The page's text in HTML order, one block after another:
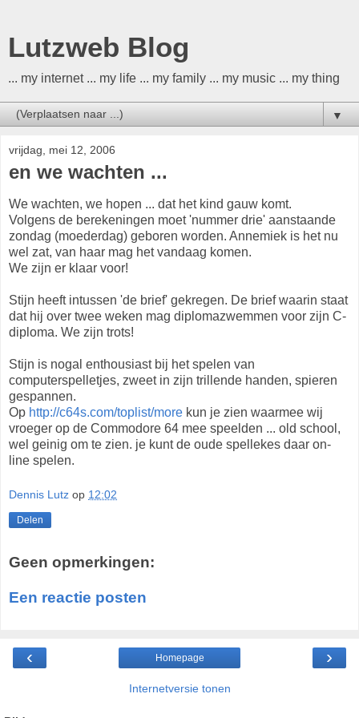
Lutzweb Blog
... my internet ... my life ... my family ... my music ... my thing
▼
vrijdag, mei 12, 2006
en we wachten ...
We wachten, we hopen ... dat het kind gauw komt.
Volgens de berekeningen moet 'nummer drie' aanstaande
zondag (moederdag) geboren worden. Annemiek is het nu
wel zat, van haar mag het vandaag komen.
We zijn er klaar voor!
Stijn heeft intussen 'de brief' gekregen. De brief waarin staat
dat hij over twee weken mag diplomazwemmen voor zijn C-
diploma. We zijn trots!
Stijn is nogal enthousiast bij het spelen van
computerspelletjes, zweet in zijn trillende handen, spieren
gespannen.
Op http://c64s.com/toplist/more kun je zien waarmee wij
vroeger op de Commodore 64 mee speelden ... old school,
wel geinig om te zien. je kunt de oude spellekes daar on-
line spelen.
Dennis Lutz op 12:02
Delen
Geen opmerkingen:
Een reactie posten
‹ ›
Homepage
Internetversie tonen